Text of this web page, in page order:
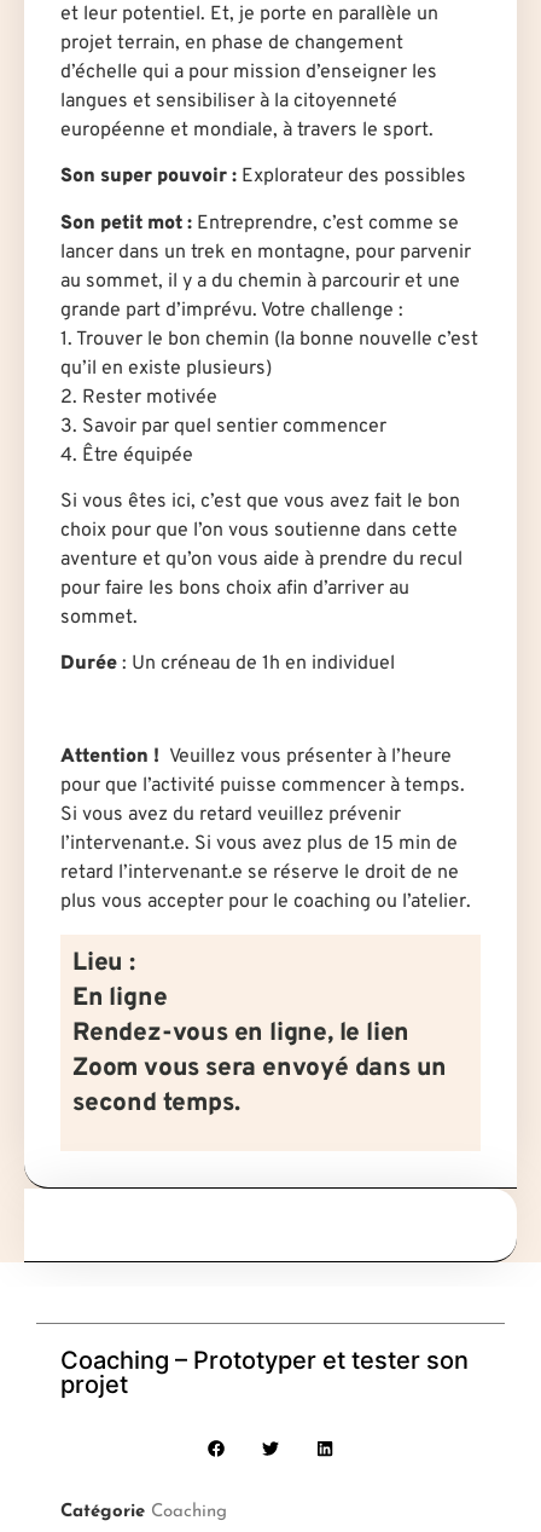
et leur potentiel. Et, je porte en parallèle un
projet terrain, en phase de changement
d’échelle qui a pour mission d’enseigner les
langues et sensibiliser à la citoyenneté
européenne et mondiale, à travers le sport.
Son super pouvoir : Explorateur des possibles
Son petit mot : Entreprendre, c’est comme se
lancer dans un trek en montagne, pour parvenir
au sommet, il y a du chemin à parcourir et une
grande part d’imprévu. Votre challenge :
1. Trouver le bon chemin (la bonne nouvelle c’est
qu’il en existe plusieurs)
2. Rester motivée
3. Savoir par quel sentier commencer
4. Être équipée
Si vous êtes ici, c’est que vous avez fait le bon
choix pour que l’on vous soutienne dans cette
aventure et qu’on vous aide à prendre du recul
pour faire les bons choix afin d’arriver au
sommet.
Durée : Un créneau de 1h en individuel
Attention ! Veuillez vous présenter à l’heure
pour que l’activité puisse commencer à temps.
Si vous avez du retard veuillez prévenir
l’intervenant.e. Si vous avez plus de 15 min de
retard l’intervenant.e se réserve le droit de ne
plus vous accepter pour le coaching ou l’atelier.
Lieu :
En ligne
Rendez-vous en ligne, le lien
Zoom vous sera envoyé dans un
second temps.
Coaching – Prototyper et tester son
projet
Catégorie Coaching